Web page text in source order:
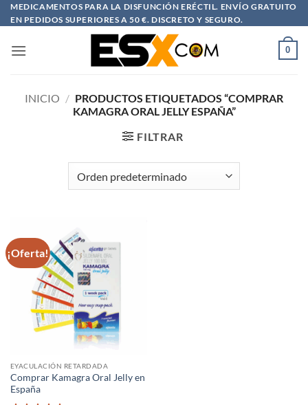
Saltar
al
MEDICAMENTOS PARA LA DISFUNCIÓN ERÉCTIL. ENVÍO GRATUITO
EN PEDIDOS SUPERIORES A 50 €. DISCRETO Y SEGURO.
0
INICIO / PRODUCTOS ETIQUETADOS “COMPRAR
KAMAGRA ORAL JELLY ESPAÑA”
FILTRAR
¡Oferta!
EYACULACIÓN RETARDADA
Comprar Kamagra Oral Jelly en
España